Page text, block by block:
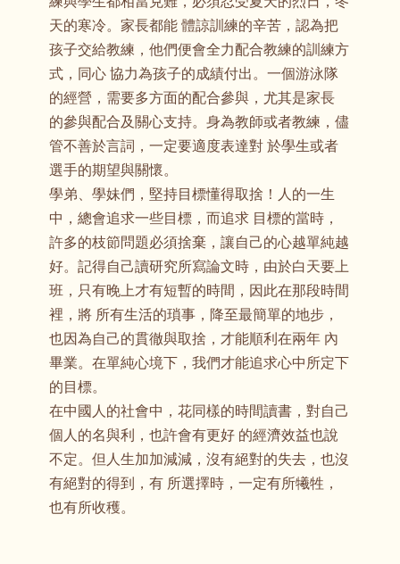
天的寒冷。家長都能 體諒訓練的辛苦，認為把
孩子交給教練，他們便會全力配合教練的訓練方
式，同心 協力為孩子的成績付出。一個游泳隊
的經營，需要多方面的配合參與，尤其是家長
的參與配合及關心支持。身為教師或者教練，儘
管不善於言詞，一定要適度表達對 於學生或者
選手的期望與關懷。
學弟、學妹們，堅持目標懂得取捨！人的一生
中，總會追求一些目標，而追求 目標的當時，
許多的枝節問題必須捨棄，讓自己的心越單純越
好。記得自己讀研究所寫論文時，由於白天要上
班，只有晚上才有短暫的時間，因此在那段時間
裡，將 所有生活的瑣事，降至最簡單的地步，
也因為自己的貫徹與取捨，才能順利在兩年 內
畢業。在單純心境下，我們才能追求心中所定下
的目標。
在中國人的社會中，花同樣的時間讀書，對自己
個人的名與利，也許會有更好 的經濟效益也說
不定。但人生加加減減，沒有絕對的失去，也沒
有絕對的得到，有 所選擇時，一定有所犧牲，
也有所收穫。